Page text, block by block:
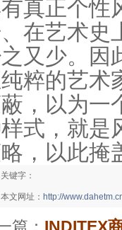
真正个性
在艺术史
又少。因
粹的艺术
，以为一
式，就是
，以此掩
关键字：
本文网址： http://